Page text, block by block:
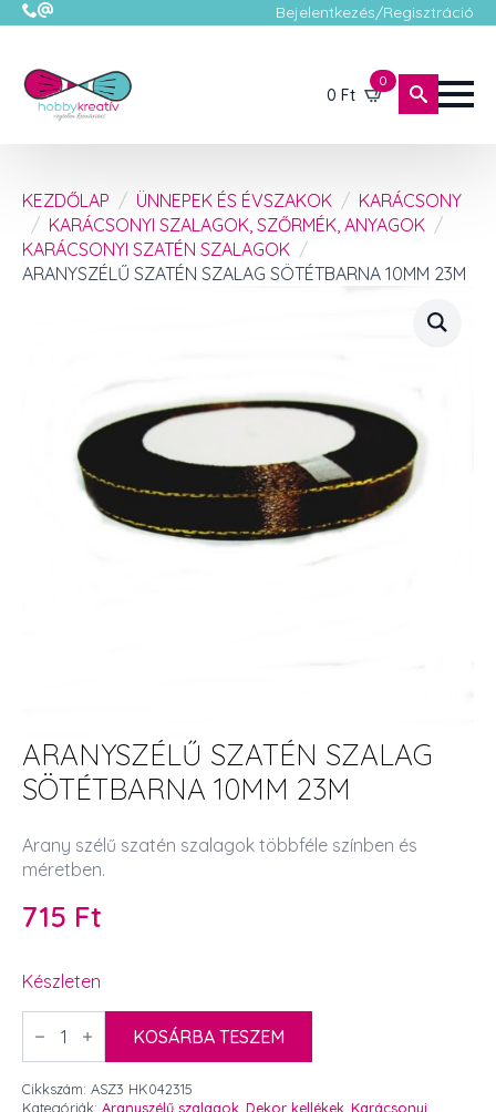
Bejelentkezés/Regisztráció
0 Ft
0
KEZDŐLAP ÜNNEPEK ÉS ÉVSZAKOK
KARÁCSONY
KARÁCSONYI SZALAGOK, SZŐRMÉK, ANYAGOK
KARÁCSONYI SZATÉN SZALAGOK
ARANYSZÉLŰ SZATÉN SZALAG SÖTÉTBARNA 10MM 23M
ARANYSZÉLŰ SZATÉN SZALAG
SÖTÉTBARNA 10MM 23M
Arany szélű szatén szalagok többféle színben és
méretben.
715 Ft
Készleten
Aranyszélű
szatén
10mm
23m
KOSÁRBA TESZEM
Cikkszám: ASZ3 HK042315
Kategóriák: Aranyszélű szalagok Dekor kellékek Karácsonyi